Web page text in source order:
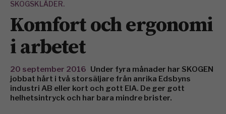
SKOGSKLÄDER.
Komfort och ergonomi
i arbetet
20 september 2016 Under fyra månader har SKOGEN
jobbat hårt i två storsäljare från anrika Edsbyns
industri AB eller kort och gott EIA. De ger gott
helhetsintryck och har bara mindre brister.